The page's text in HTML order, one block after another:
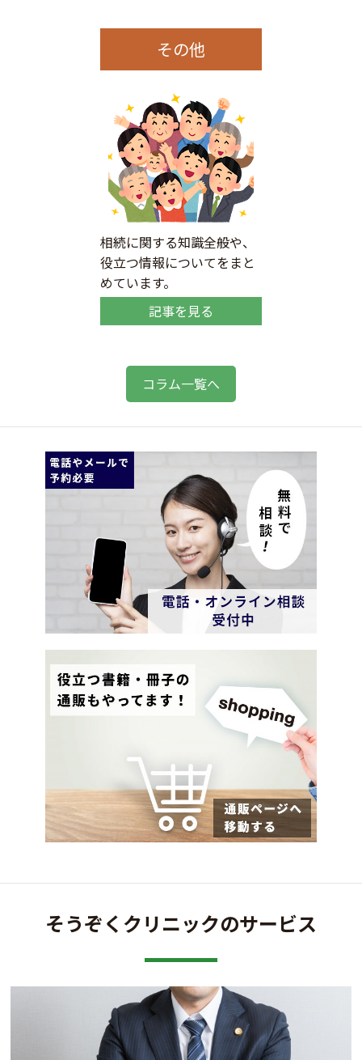
その他
相続に関する知識全般や、
役立つ情報についてをまと
めています。
記事を見る
コラム一覧へ
そうぞくクリニックのサービス